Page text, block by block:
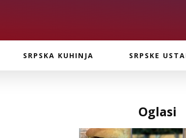
SRPSKA KUHINJA SRPSKE
Oglasi